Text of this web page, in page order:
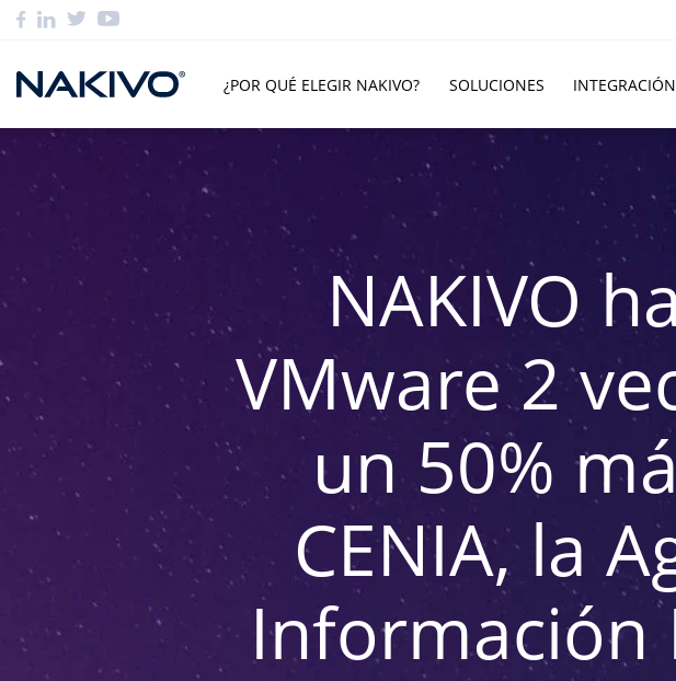
¿POR QUÉ ELEGIR NAKIVO? SOLUCIONES INTEGRACIÓN
NAKIVO
VMware 2
un 50%
CENIA, la